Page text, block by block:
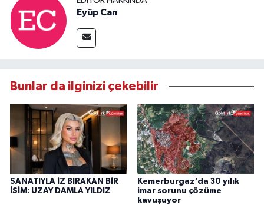
Eyüp Can
Bunlar da ilginizi çekebilir
SANATIYLA İZ BIRAKAN BİR
İSİM: UZAY DAMLA YILDIZ
Kemerburgaz’da 30 yılık
imar sorunu çözüme
kavuşuyor